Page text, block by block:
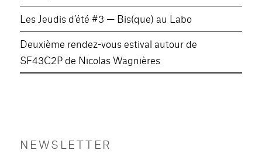
Les Jeudis d’été #3 — Bis(que) au Labo
Deuxième rendez-vous estival autour de
SF43C2P de Nicolas Wagnières
NEWSLETTER